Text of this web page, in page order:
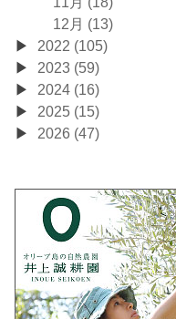
12月 (13)
2022 (105)
2023 (59)
2024 (16)
2025 (15)
2026 (47)